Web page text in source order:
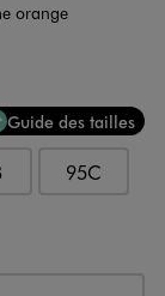
orange
Guide des tailles
95C